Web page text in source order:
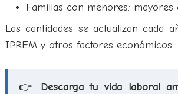
Familias con menores: mayores
Las cantidades se actualizan cada
IPREM y otros factores económicos.
👉 Descarga tu vida laboral